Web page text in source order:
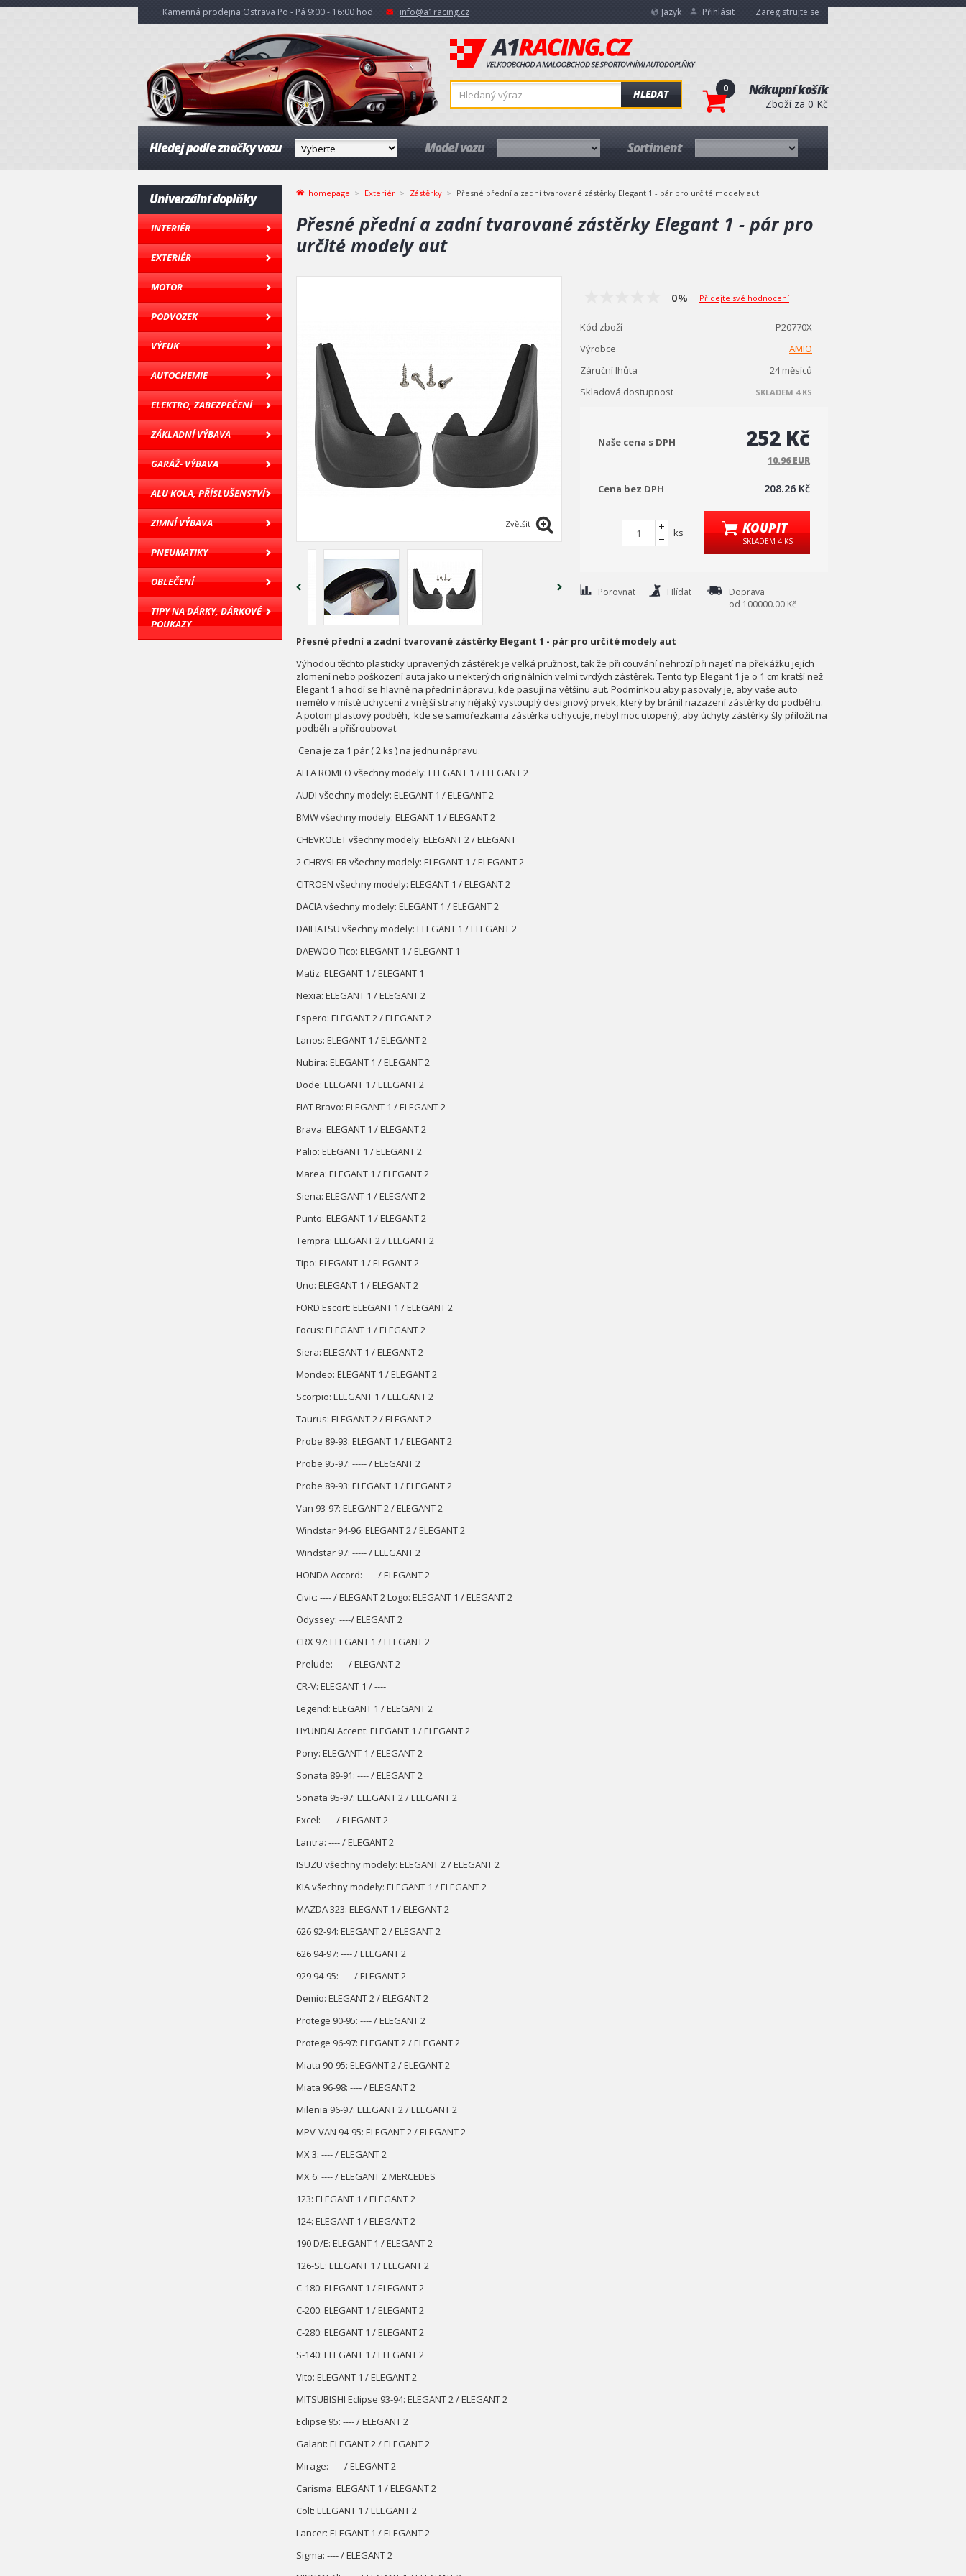
Kamenná prodejna Ostrava Po - Pá 9:00 - 16:00 hod. info@a1racing.cz Jazyk Přihlásit Zaregistrujte se
HLEDAT 0 Nákupní košík
Zboží za 0 Kč
Hledej podle značky vozu Model vozu Sortiment
Univerzální doplňky
INTERIÉR
EXTERIÉR
MOTOR
PODVOZEK
VÝFUK
AUTOCHEMIE
ELEKTRO, ZABEZPEČENÍ
ZÁKLADNÍ VÝBAVA
GARÁŽ- VÝBAVA
ALU KOLA, PŘÍSLUŠENSTVÍ
ZIMNÍ VÝBAVA
PNEUMATIKY
OBLEČENÍ
TIPY NA DÁRKY, DÁRKOVÉ
POUKAZY
homepage Exteriér Zástěrky Přesné přední a zadní tvarované zástěrky Elegant 1 - pár pro určité modely aut
Přesné přední a zadní tvarované zástěrky Elegant 1 - pár pro
určité modely aut
Zvětšit
0% Přidejte své hodnocení
Kód zboží
P20770X
Výrobce
AMIO
Záruční lhůta
24 měsíců
Skladová dostupnost
SKLADEM 4 KS
Naše cena s DPH 252 Kč
10.96 EUR
Cena bez DPH 208.26 Kč
ks KOUPIT
SKLADEM 4 KS
Porovnat Hlídat
Doprava
od 100000.00 Kč
Přesné přední a zadní tvarované zástěrky Elegant 1 - pár pro určité modely aut
Výhodou těchto plasticky upravených zástěrek je velká pružnost, tak že při couvání nehrozí při najetí na překážku jejích
zlomení nebo poškození auta jako u nekterých originálních velmi tvrdých zástěrek. Tento typ Elegant 1 je o 1 cm kratší než
Elegant 1 a hodí se hlavně na přední nápravu, kde pasují na většinu aut. Podmínkou aby pasovaly je, aby vaše auto
nemělo v místě uchycení z vnější strany nějaký vystouplý designový prvek, který by bránil nazazení zástěrky do podběhu.
A potom plastový podběh, kde se samořezkama zástěrka uchycuje, nebyl moc utopený, aby úchyty zástěrky šly přiložit na
podběh a přišroubovat.
Cena je za 1 pár ( 2 ks ) na jednu nápravu.
ALFA ROMEO všechny modely: ELEGANT 1 / ELEGANT 2
AUDI všechny modely: ELEGANT 1 / ELEGANT 2
BMW všechny modely: ELEGANT 1 / ELEGANT 2
CHEVROLET všechny modely: ELEGANT 2 / ELEGANT
2 CHRYSLER všechny modely: ELEGANT 1 / ELEGANT 2
CITROEN všechny modely: ELEGANT 1 / ELEGANT 2
DACIA všechny modely: ELEGANT 1 / ELEGANT 2
DAIHATSU všechny modely: ELEGANT 1 / ELEGANT 2
DAEWOO Tico: ELEGANT 1 / ELEGANT 1
Matiz: ELEGANT 1 / ELEGANT 1
Nexia: ELEGANT 1 / ELEGANT 2
Espero: ELEGANT 2 / ELEGANT 2
Lanos: ELEGANT 1 / ELEGANT 2
Nubira: ELEGANT 1 / ELEGANT 2
Dode: ELEGANT 1 / ELEGANT 2
FIAT Bravo: ELEGANT 1 / ELEGANT 2
Brava: ELEGANT 1 / ELEGANT 2
Palio: ELEGANT 1 / ELEGANT 2
Marea: ELEGANT 1 / ELEGANT 2
Siena: ELEGANT 1 / ELEGANT 2
Punto: ELEGANT 1 / ELEGANT 2
Tempra: ELEGANT 2 / ELEGANT 2
Tipo: ELEGANT 1 / ELEGANT 2
Uno: ELEGANT 1 / ELEGANT 2
FORD Escort: ELEGANT 1 / ELEGANT 2
Focus: ELEGANT 1 / ELEGANT 2
Siera: ELEGANT 1 / ELEGANT 2
Mondeo: ELEGANT 1 / ELEGANT 2
Scorpio: ELEGANT 1 / ELEGANT 2
Taurus: ELEGANT 2 / ELEGANT 2
Probe 89-93: ELEGANT 1 / ELEGANT 2
Probe 95-97: ----- / ELEGANT 2
Probe 89-93: ELEGANT 1 / ELEGANT 2
Van 93-97: ELEGANT 2 / ELEGANT 2
Windstar 94-96: ELEGANT 2 / ELEGANT 2
Windstar 97: ----- / ELEGANT 2
HONDA Accord: ---- / ELEGANT 2
Civic: ---- / ELEGANT 2 Logo: ELEGANT 1 / ELEGANT 2
Odyssey: ----/ ELEGANT 2
CRX 97: ELEGANT 1 / ELEGANT 2
Prelude: ---- / ELEGANT 2
CR-V: ELEGANT 1 / ----
Legend: ELEGANT 1 / ELEGANT 2
HYUNDAI Accent: ELEGANT 1 / ELEGANT 2
Pony: ELEGANT 1 / ELEGANT 2
Sonata 89-91: ---- / ELEGANT 2
Sonata 95-97: ELEGANT 2 / ELEGANT 2
Excel: ---- / ELEGANT 2
Lantra: ---- / ELEGANT 2
ISUZU všechny modely: ELEGANT 2 / ELEGANT 2
KIA všechny modely: ELEGANT 1 / ELEGANT 2
MAZDA 323: ELEGANT 1 / ELEGANT 2
626 92-94: ELEGANT 2 / ELEGANT 2
626 94-97: ---- / ELEGANT 2
929 94-95: ---- / ELEGANT 2
Demio: ELEGANT 2 / ELEGANT 2
Protege 90-95: ---- / ELEGANT 2
Protege 96-97: ELEGANT 2 / ELEGANT 2
Miata 90-95: ELEGANT 2 / ELEGANT 2
Miata 96-98: ---- / ELEGANT 2
Milenia 96-97: ELEGANT 2 / ELEGANT 2
MPV-VAN 94-95: ELEGANT 2 / ELEGANT 2
MX 3: ---- / ELEGANT 2
MX 6: ---- / ELEGANT 2 MERCEDES
123: ELEGANT 1 / ELEGANT 2
124: ELEGANT 1 / ELEGANT 2
190 D/E: ELEGANT 1 / ELEGANT 2
126-SE: ELEGANT 1 / ELEGANT 2
C-180: ELEGANT 1 / ELEGANT 2
C-200: ELEGANT 1 / ELEGANT 2
C-280: ELEGANT 1 / ELEGANT 2
S-140: ELEGANT 1 / ELEGANT 2
Vito: ELEGANT 1 / ELEGANT 2
MITSUBISHI Eclipse 93-94: ELEGANT 2 / ELEGANT 2
Eclipse 95: ---- / ELEGANT 2
Galant: ELEGANT 2 / ELEGANT 2
Mirage: ---- / ELEGANT 2
Carisma: ELEGANT 1 / ELEGANT 2
Colt: ELEGANT 1 / ELEGANT 2
Lancer: ELEGANT 1 / ELEGANT 2
Sigma: ---- / ELEGANT 2